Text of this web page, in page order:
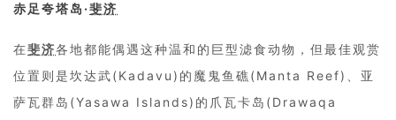
赤足夸塔岛·斐济
在斐济各地都能偶遇这种温和的巨型滤食动物，但最佳观赏
位置则是坎达武(Kadavu)的魔鬼鱼礁(Manta Reef)、亚
萨瓦群岛(Yasawa Islands)的爪瓦卡岛(Drawaqa